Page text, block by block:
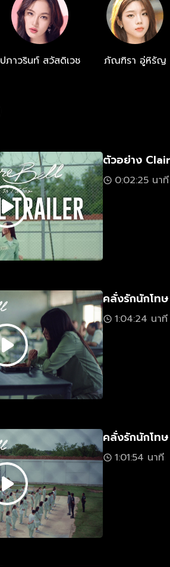
ปภาวรินท์ สวัสดิเวช ภัณฑิรา อู่หิรัญ
ตัวอย่าง
0:02:25 นาที
คลั่งรักนักโทษ
1:04:24 นาที
คลั่งรักนักโทษ
1:01:54 นาที